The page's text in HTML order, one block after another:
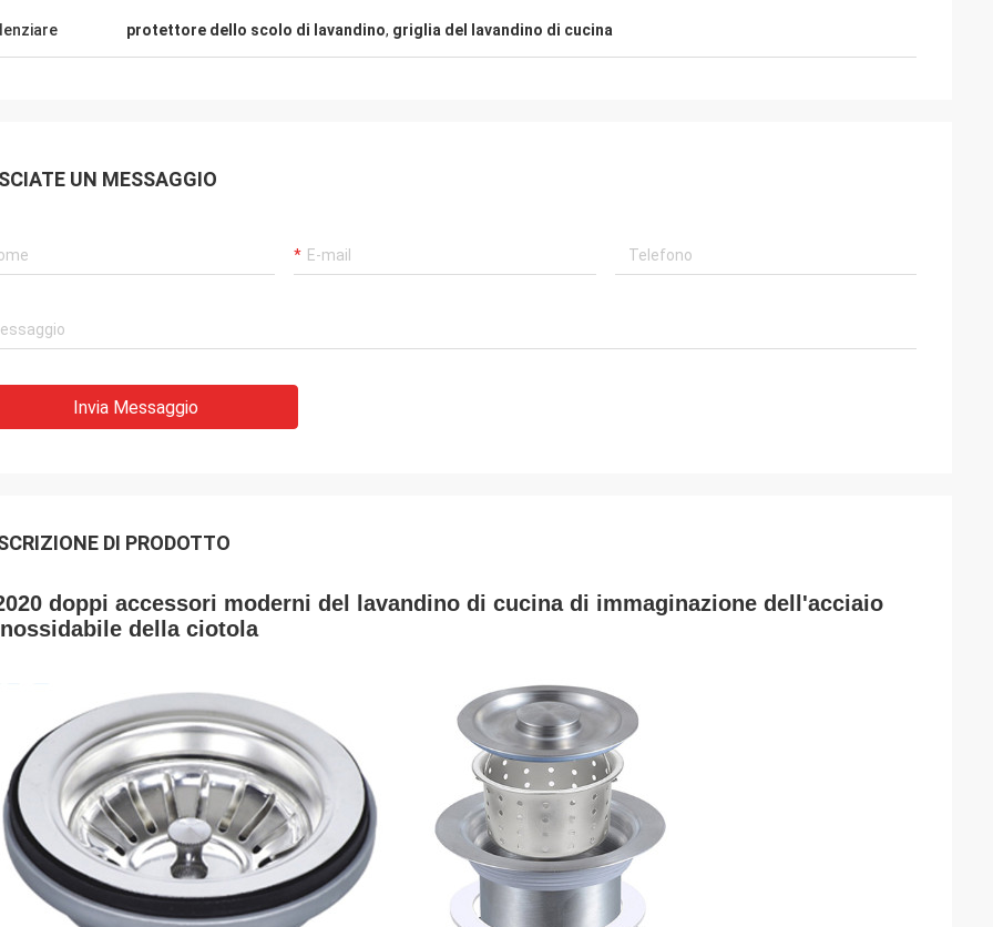
è molto eccellente e
protettore dello scolo di lavandino, griglia del lavandino di cucina
UN MESSAGGIO
Invia Messaggio
DI PRODOTTO
doppi accessori moderni del lavandino di cucina di immaginazione dell'acciaio
della ciotola